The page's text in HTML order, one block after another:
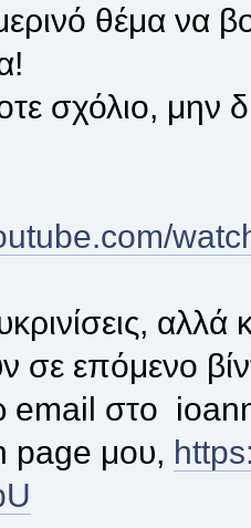
θέμα να
σχόλιο, μην
αλλά
σε επόμενο
email στο
page μου,